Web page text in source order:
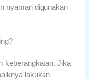
nyaman digunakan
keberangkatan. Jika
lakukan